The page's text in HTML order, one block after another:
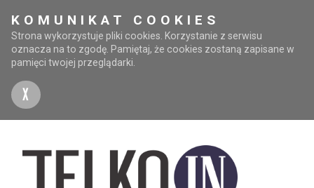
KOMUNIKAT COOKIES
Strona wykorzystuje pliki cookies. Korzystanie z serwisu
oznacza na to zgodę. Pamiętaj, że cookies zostaną zapisane w
pamięci twojej przeglądarki.
X